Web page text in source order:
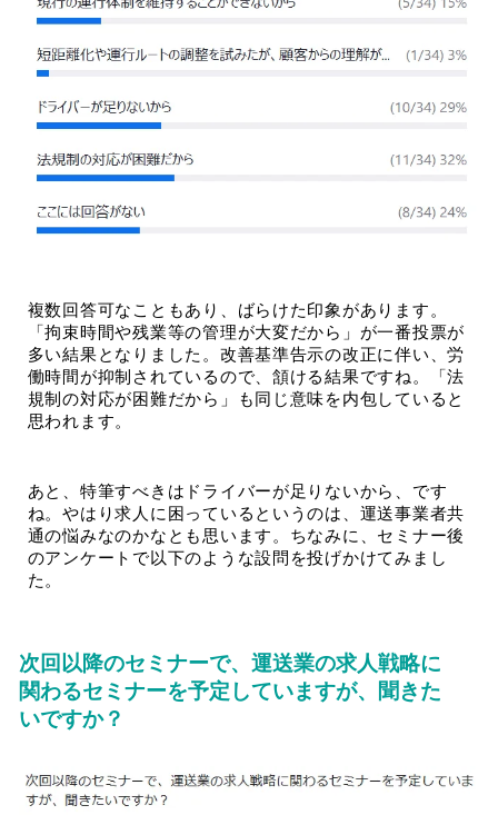
複数回答可なこともあり、ばらけた印象があります。
「拘束時間や残業等の管理が大変だから」が一番投票が
多い結果となりました。改善基準告示の改正に伴い、労
働時間が抑制されているので、頷ける結果ですね。「法
規制の対応が困難だから」も同じ意味を内包していると
思われます。
あと、特筆すべきはドライバーが足りないから、です
ね。やはり求人に困っているというのは、運送事業者共
通の悩みなのかなとも思います。ちなみに、セミナー後
のアンケートで以下のような設問を投げかけてみまし
た。
次回以降のセミナーで、運送業の求人戦略に
関わるセミナーを予定していますが、聞きた
いですか？